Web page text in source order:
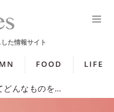
FOOD LIFE
インナーってどんなものを選ぶのが正解なの？ インナーの種類もご紹介